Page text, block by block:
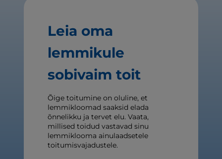
Leia oma
lemmikule
sobivaim toit
Õige toitumine on oluline, et
lemmikloomad saaksid elada
õnnelikku ja tervet elu. Vaata,
millised toidud vastavad sinu
lemmiklooma ainulaadsetele
toitumisvajadustele.